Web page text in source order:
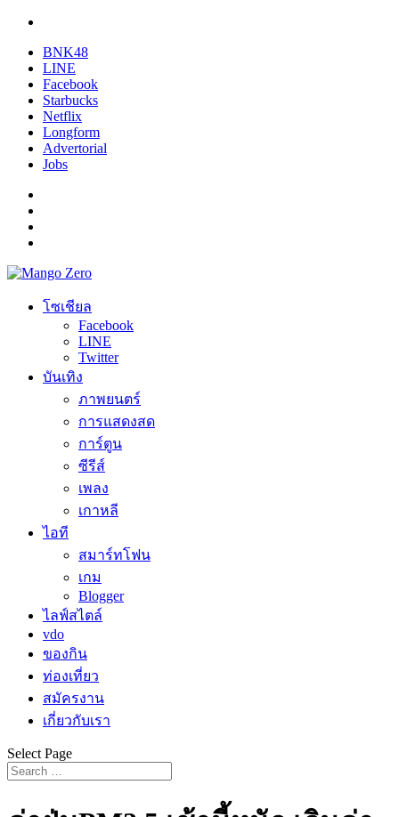
BNK48
LINE
Facebook
Starbucks
Netflix
Longform
Advertorial
Jobs
โซเชียล
Facebook
LINE
Twitter
บันเทิง
ภาพยนตร์
การแสดงสด
การ์ตูน
ซีรีส์
เพลง
เกาหลี
ไอที
สมาร์ทโฟน
เกม
Blogger
ไลฟ์สไตล์
vdo
ของกิน
ท่องเที่ยว
สมัครงาน
เกี่ยวกับเรา
Select Page